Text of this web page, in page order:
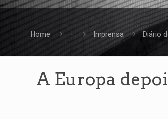
Home – Imprensa Diário
A Europa